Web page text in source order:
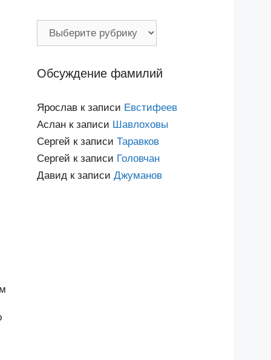
Обсуждение фамилий
Ярослав к записи Евстифеев
Аслан к записи Шавлоховы
Сергей к записи Таравков
Сергей к записи Головчан
Давид к записи Джуманов